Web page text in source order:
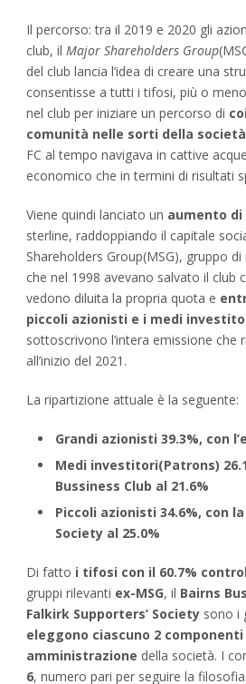
Il percorso: tra il 2019 e 2020 gli
club, il Major Shareholders Group
del club lancia l’idea di creare una
consentisse a tutti i tifosi, più o
nel club per iniziare un percorso di
comunità nelle sorti della
FC al tempo navigava in cattive
economico che in termini di risultati
Viene quindi lanciato un aumento
sterline, raddoppiando il capitale
Shareholders Group(MSG), gruppo
che nel 1998 avevano salvato il club
vedono diluita la propria quota e
piccoli azionisti e i medi
sottoscrivono l’intera emissione che
all’inizio del 2021.
La ripartizione attuale è la seguente:
Grandi azionisti 39.3%, con
Medi investitori(Patrons)
Bussiness Club al 21.6%
Piccoli azionisti 34.6%, con
Society al 25.0%
Di fatto i tifosi con il 60.7%
gruppi rilevanti ex-MSG, il Bairns
Falkirk Supporters’ Society sono i
eleggono ciascuno 2
amministrazione della società. I
6, numero pari per seguire la